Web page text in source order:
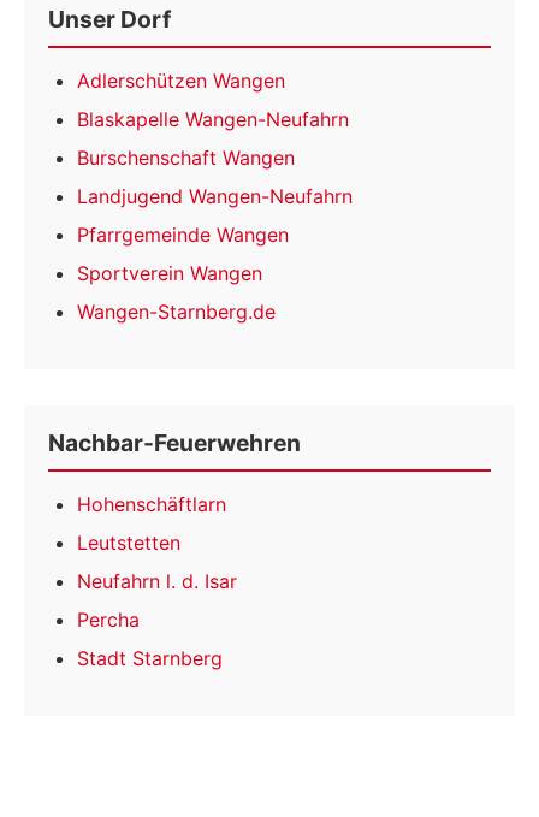
Unser Dorf
Adlerschützen Wangen
Blaskapelle Wangen-Neufahrn
Burschenschaft Wangen
Landjugend Wangen-Neufahrn
Pfarrgemeinde Wangen
Sportverein Wangen
Wangen-Starnberg.de
Nachbar-Feuerwehren
Hohenschäftlarn
Leutstetten
Neufahrn l. d. Isar
Percha
Stadt Starnberg